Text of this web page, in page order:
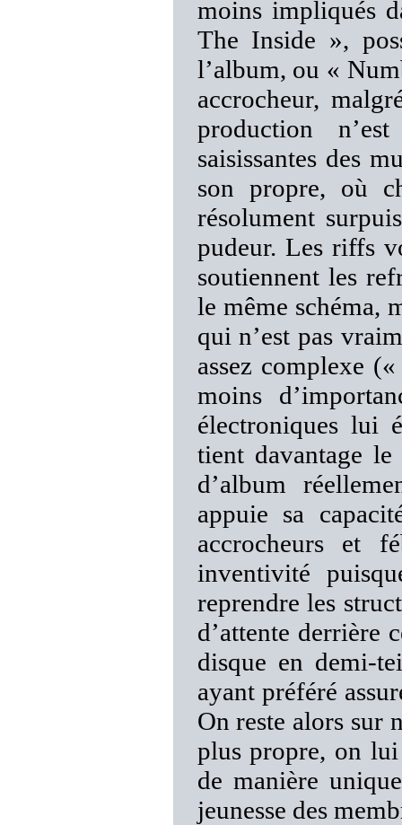
moins impliqués
The Inside »,
l’album, ou «
accrocheur,
production
saisissantes des
son propre, où
résolument
pudeur. Les riffs
soutiennent les
le même schéma,
qui n’est pas
assez complexe
moins
électroniques lui
tient davantage
d’album
appuie sa
accrocheurs et
inventivité
reprendre les
d’attente derrière
disque en demi-
ayant préféré
On reste alors sur
plus propre, on lui
de manière
jeunesse des